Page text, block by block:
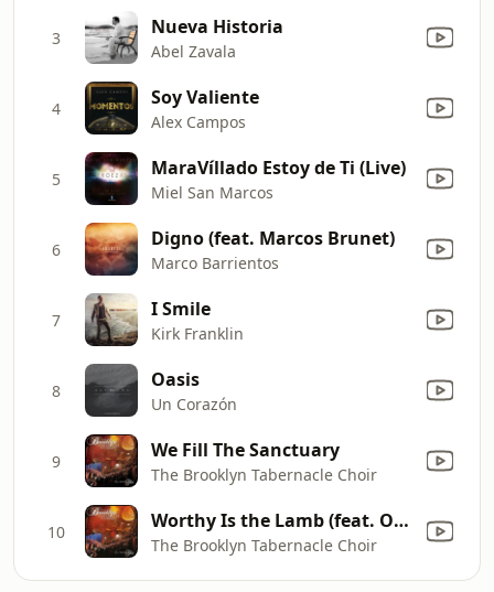
3 Nueva Historia
Abel Zavala
4 Soy Valiente
Alex Campos
5 MaraVíllado Estoy de Ti (Live)
Miel San Marcos
6 Digno (feat. Marcos Brunet)
Marco Barrientos
7 I Smile
Kirk Franklin
8 Oasis
Un Corazón
9 We Fill The Sanctuary
The Brooklyn Tabernacle Choir
10 Worthy Is the Lamb (feat. Onaje Jefferson)
The Brooklyn Tabernacle Choir